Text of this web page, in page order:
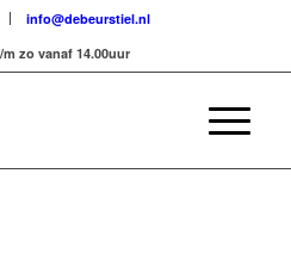
info@debeurstiel.nl
zo vanaf 14.00uur